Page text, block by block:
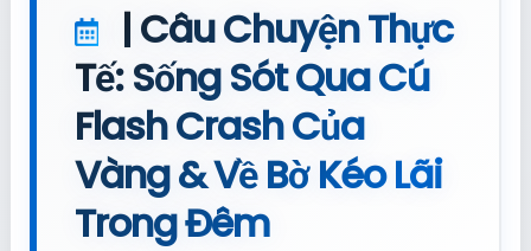
| Câu Chuyện Thực
Tế: Sống Sót Qua Cú
Flash Crash Của
Vàng & Về Bờ Kéo Lãi
Trong Đêm